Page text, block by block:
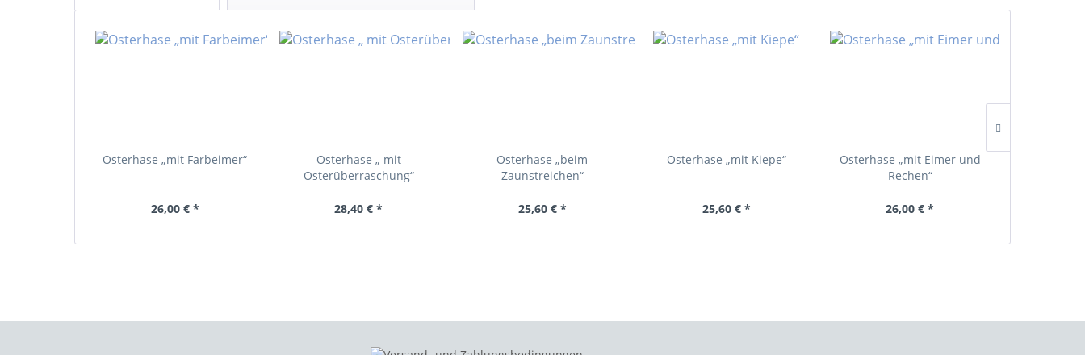
Osterhase „mit Farbeimer“
26,00 € *
Osterhase „ mit
Osterüberraschung“
28,40 € *
Osterhase „beim
Zaunstreichen“
25,60 € *
Osterhase „mit Kiepe“
25,60 € *
Osterhase „mit Eimer und
Rechen“
26,00 € *